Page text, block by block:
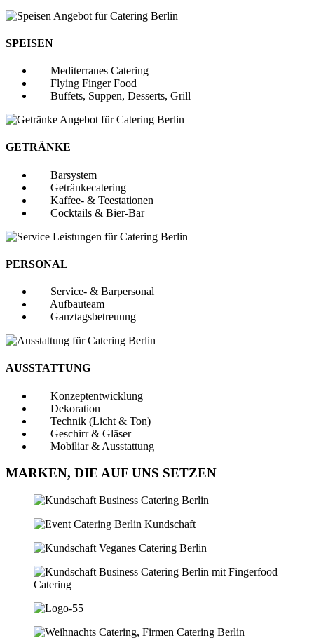
SPEISEN
Mediterranes Catering
Flying Finger Food
Buffets, Suppen, Desserts, Grill
GETRÄNKE
Barsystem
Getränkecatering
Kaffee- & Teestationen
Cocktails & Bier-Bar
PERSONAL
Service- & Barpersonal
Aufbauteam
Ganztagsbetreuung
AUSSTATTUNG
Konzeptentwicklung
Dekoration
Technik (Licht & Ton)
Geschirr & Gläser
Mobiliar & Ausstattung
MARKEN, DIE AUF UNS SETZEN